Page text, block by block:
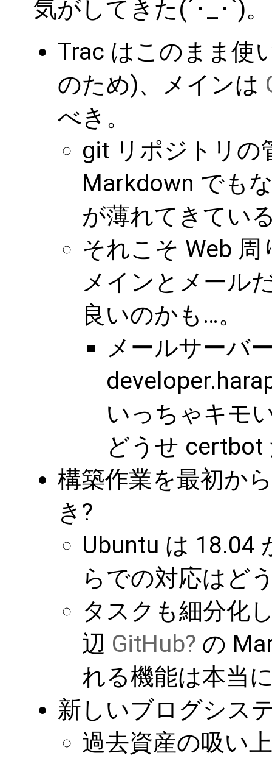
気がしてきた(´･_･`)。
Trac はこのまま使
のため)、メインは
べき。
git リポジトリの
Markdown でも
が薄れてきてい
それこそ Web
メインとメール
良いのかも…。
メールサーバ
いっちゃキモ
どうせ certbot
構築作業を最初か
き?
Ubuntu は 18.04
らでの対応はど
タスクも細分化
辺 GitHub
の
れる機能は本当
新しいブログシス
過去資産の吸い